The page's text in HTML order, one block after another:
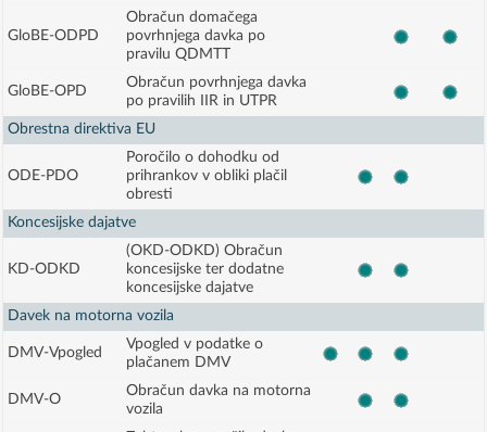
GloBE-ODPD
Obračun domačega
povrhnjega davka po
pravilu QDMTT
GloBE-OPD
Obračun povrhnjega davka
po pravilih IIR in UTPR
Obrestna direktiva EU
ODE-PDO
Poročilo o dohodku od
prihrankov v obliki plačil
obresti
Koncesijske dajatve
KD-ODKD
(OKD-ODKD) Obračun
koncesijske ter dodatne
koncesijske dajatve
Davek na motorna vozila
DMV-Vpogled
Vpogled v podatke o
plačanem DMV
DMV-O
Obračun davka na motorna
vozila